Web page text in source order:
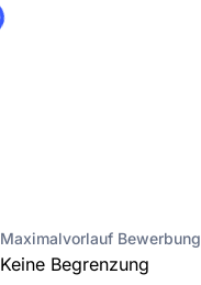
Maximalvorlauf Bewerbung
Keine Begrenzung